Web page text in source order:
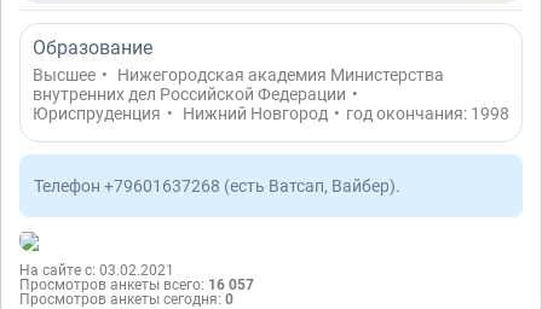
Образование
Высшее •
Нижегородская академия Министерства
внутренних дел Российской Федерации •
Юриспруденция • Нижний Новгород • год окончания: 1998
Телефон +79601637268 (есть Ватсап, Вайбер).
На сайте с: 03.02.2021
Просмотров анкеты всего: 16 057
Просмотров анкеты сегодня: 0